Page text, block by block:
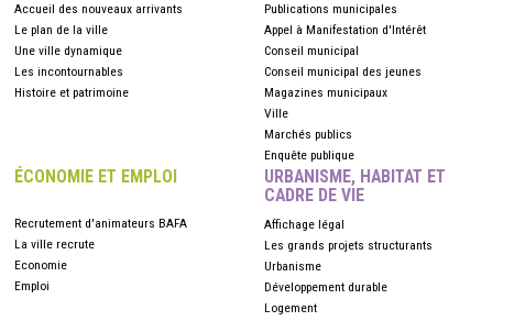
Accueil des nouveaux arrivants
Le plan de la ville
Une ville dynamique
Les incontournables
Histoire et patrimoine
Publications municipales
Appel à Manifestation d'Intérêt
Conseil municipal
Conseil municipal des jeunes
Magazines municipaux
Ville
Marchés publics
Enquête publique
ÉCONOMIE ET EMPLOI
Recrutement d'animateurs BAFA
La ville recrute
Economie
Emploi
URBANISME, HABITAT ET
CADRE DE VIE
Affichage légal
Les grands projets structurants
Urbanisme
Développement durable
Logement